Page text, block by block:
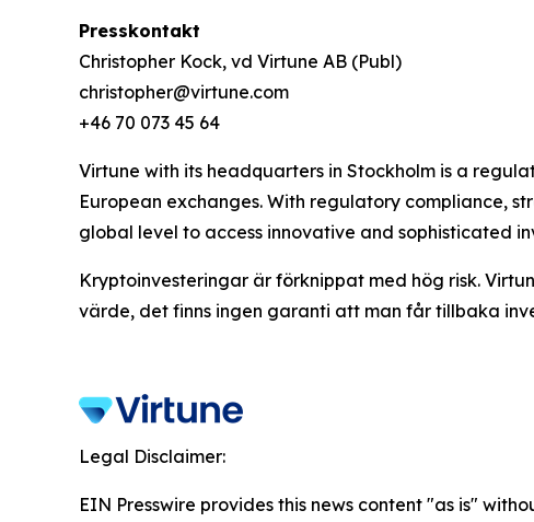
Presskontakt
Christopher Kock, vd Virtune AB (Publ)
christopher@virtune.com
+46 70 073 45 64
Virtune with its headquarters in Stockholm is a
European exchanges. With regulatory compliance,
global level to access innovative and sophisticated
Kryptoinvesteringar är förknippat med hög risk.
värde, det finns ingen garanti att man får tillbaka
Legal Disclaimer:
EIN Presswire provides this news content "as is"